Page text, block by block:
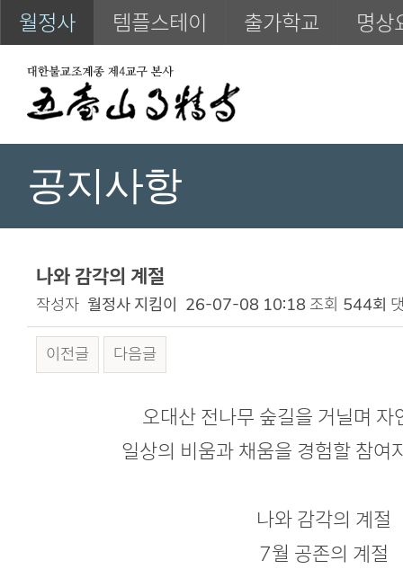
월정사 템플스테이 출가학교 명상
공지사항
나와 감각의 계절
작성자 월정사 지킴이 26-07-08 10:18 조회 544회
이전글 다음글
오대산 전나무 숲길을 거닐며 자
일상의 비움과 채움을 경험할 참여
나와 감각의 계절
7월 공존의 계절